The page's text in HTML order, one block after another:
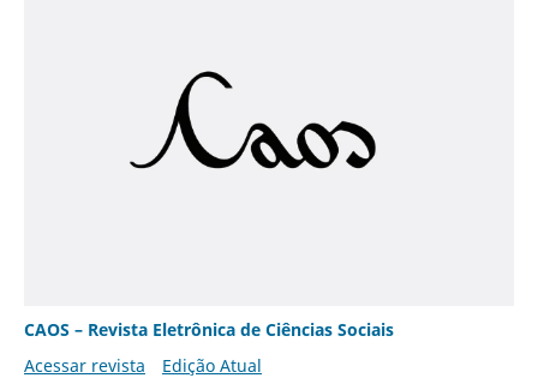
CAOS – Revista Eletrônica de Ciências Sociais
Acessar revista
Edição Atual